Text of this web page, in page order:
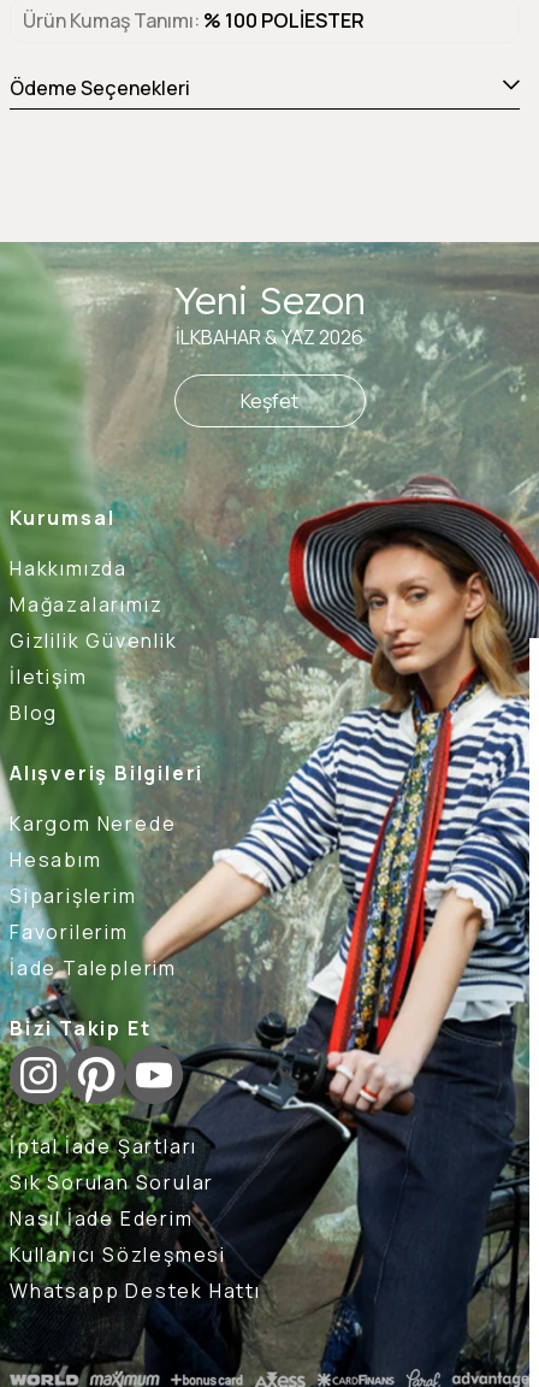
Ürün Kumaş Tanımı % 100 POLİESTER
Ödeme Seçenekleri
Kurumsal
Hakkımızda
Mağazalarımız
Gizlilik Güvenlik
İletişim
Blog
Alışveriş Bilgileri
Kargom Nerede
Hesabım
Siparişlerim
Favorilerim
İade Taleplerim
Bizi Takip Et
İptal İade Şartları
Sık Sorulan Sorular
Nasıl İade Ederim
Kullanıcı Sözleşmesi
Whatsapp Destek Hattı
Yeni Sezon
İLKBAHAR & YAZ 2026
Keşfet